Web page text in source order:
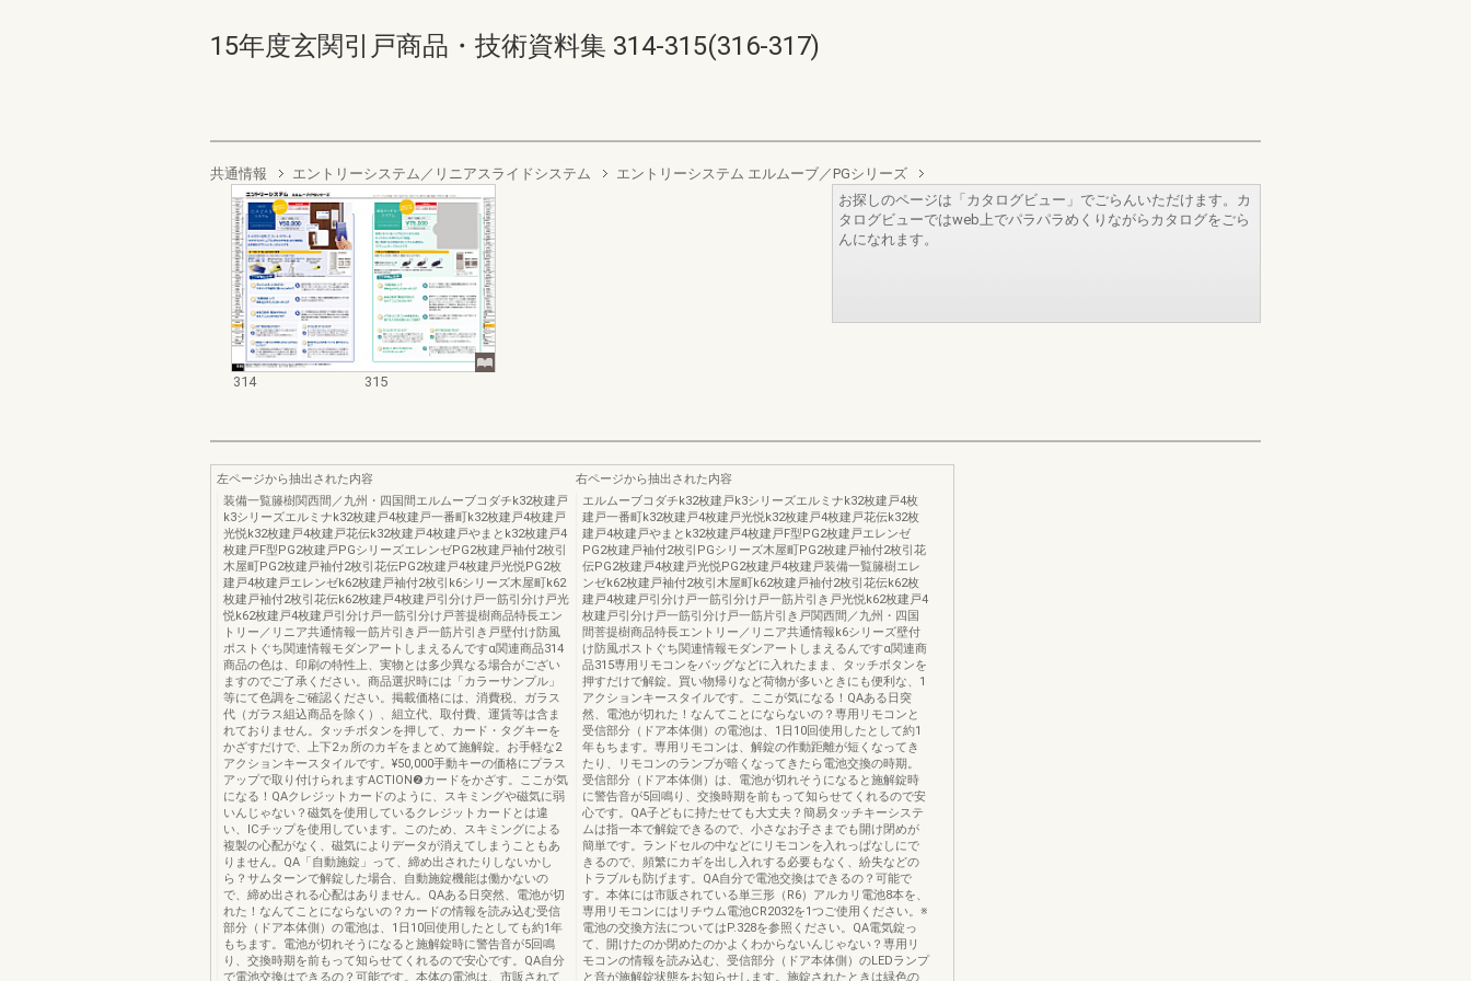
15年度玄関引戸商品・技術資料集 314-315(316-317)
共通情報 エントリーシステム／リニアスライドシステム エントリーシステム エルムーブ／PGシリーズ
314 315
お探しのページは「カタログビュー」でごらんいただけます。カ
タログビューではweb上でパラパラめくりながらカタログをごら
んになれます。
左ページから抽出された内容
装備一覧籐樹関西間／九州・四国間エルムーブコダチk32枚建戸
k3シリーズエルミナk32枚建戸4枚建戸一番町k32枚建戸4枚建戸
光悦k32枚建戸4枚建戸花伝k32枚建戸4枚建戸やまとk32枚建戸4
枚建戸F型PG2枚建戸PGシリーズエレンゼPG2枚建戸袖付2枚引
木屋町PG2枚建戸袖付2枚引花伝PG2枚建戸4枚建戸光悦PG2枚
建戸4枚建戸エレンゼk62枚建戸袖付2枚引k6シリーズ木屋町k62
枚建戸袖付2枚引花伝k62枚建戸4枚建戸引分け戸一筋引分け戸光
悦k62枚建戸4枚建戸引分け戸一筋引分け戸菩提樹商品特長エン
トリー／リニア共通情報一筋片引き戸一筋片引き戸壁付け防風
ポストぐち関連情報モダンアートしまえるんですα関連商品314
商品の色は、印刷の特性上、実物とは多少異なる場合がござい
ますのでご了承ください。商品選択時には「カラーサンプル」
等にて色調をご確認ください。掲載価格には、消費税、ガラス
代（ガラス組込商品を除く）、組立代、取付費、運賃等は含ま
れておりません。タッチボタンを押して、カード・タグキーを
かざすだけで、上下2ヵ所のカギをまとめて施解錠。お手軽な2
アクションキースタイルです。¥50,000手動キーの価格にプラス
アップで取り付けられますACTION❷カードをかざす。ここが気
になる！QAクレジットカードのように、スキミングや磁気に弱
いんじゃない？磁気を使用しているクレジットカードとは違
い、ICチップを使用しています。このため、スキミングによる
複製の心配がなく、磁気によりデータが消えてしまうこともあ
りません。QA「自動施錠」って、締め出されたりしないかし
ら？サムターンで解錠した場合、自動施錠機能は働かないの
で、締め出される心配はありません。QAある日突然、電池が切
れた！なんてことにならないの？カードの情報を読み込む受信
部分（ドア本体側）の電池は、1日10回使用したとしても約1年
もちます。電池が切れそうになると施解錠時に警告音が5回鳴
り、交換時期を前もって知らせてくれるので安心です。QA自分
で電池交換はできるの？可能です。本体の電池は、市販されて
右ページから抽出された内容
エルムーブコダチk32枚建戸k3シリーズエルミナk32枚建戸4枚
建戸一番町k32枚建戸4枚建戸光悦k32枚建戸4枚建戸花伝k32枚
建戸4枚建戸やまとk32枚建戸4枚建戸F型PG2枚建戸エレンゼ
PG2枚建戸袖付2枚引PGシリーズ木屋町PG2枚建戸袖付2枚引花
伝PG2枚建戸4枚建戸光悦PG2枚建戸4枚建戸装備一覧籐樹エレ
ンゼk62枚建戸袖付2枚引木屋町k62枚建戸袖付2枚引花伝k62枚
建戸4枚建戸引分け戸一筋引分け戸一筋片引き戸光悦k62枚建戸4
枚建戸引分け戸一筋引分け戸一筋片引き戸関西間／九州・四国
間菩提樹商品特長エントリー／リニア共通情報k6シリーズ壁付
け防風ポストぐち関連情報モダンアートしまえるんですα関連商
品315専用リモコンをバッグなどに入れたまま、タッチボタンを
押すだけで解錠。買い物帰りなど荷物が多いときにも便利な、1
アクションキースタイルです。ここが気になる！QAある日突
然、電池が切れた！なんてことにならないの？専用リモコンと
受信部分（ドア本体側）の電池は、1日10回使用したとして約1
年もちます。専用リモコンは、解錠の作動距離が短くなってき
たり、リモコンのランプが暗くなってきたら電池交換の時期。
受信部分（ドア本体側）は、電池が切れそうになると施解錠時
に警告音が5回鳴り、交換時期を前もって知らせてくれるので安
心です。QA子どもに持たせても大丈夫？簡易タッチキーシステ
ムは指一本で解錠できるので、小さなお子さまでも開け閉めが
簡単です。ランドセルの中などにリモコンを入れっぱなしにで
きるので、頻繁にカギを出し入れする必要もなく、紛失などの
トラブルも防げます。QA自分で電池交換はできるの？可能で
す。本体には市販されている単三形（R6）アルカリ電池8本を、
専用リモコンにはリチウム電池CR2032を1つご使用ください。※
電池の交換方法についてはP.328を参照ください。QA電気錠っ
て、開けたのか閉めたのかよくわからないんじゃない？専用リ
モコンの情報を読み込む、受信部分（ドア本体側）のLEDランプ
と音が施解錠状態をお知らせします。施錠されたときは緑色の